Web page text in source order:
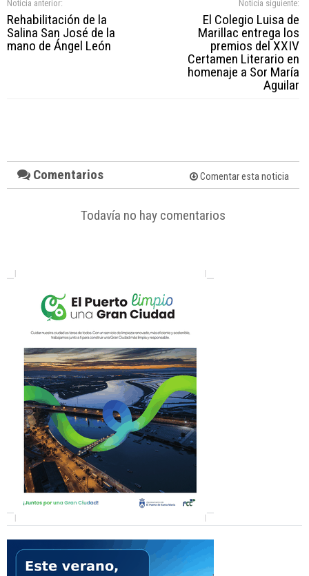
Noticia anterior:
Rehabilitación de la
Salina San José de la
mano de Ángel León
Noticia siguiente:
El Colegio Luisa de
Marillac entrega los
premios del XXIV
Certamen Literario en
homenaje a Sor María
Aguilar
Comentarios Comentar esta noticia
Todavía no hay comentarios